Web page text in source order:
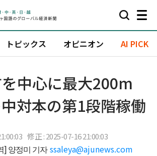
トピックス オピニオン AI PICK
中心に最大200m
対本の第1段階稼働
修正 : 2025-07-16 21:00:03
] 양정미 기자 ssaleya@ajunews.com